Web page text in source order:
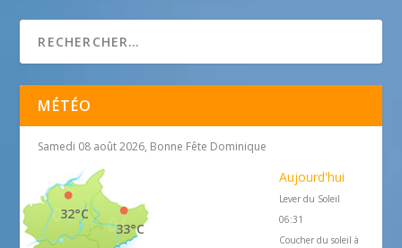
MÉTÉO
Samedi 08 août 2026, Bonne Fête Dominique
33°C
32°C
Aujourd'hui
Lever du Soleil
06:31
Coucher du soleil à